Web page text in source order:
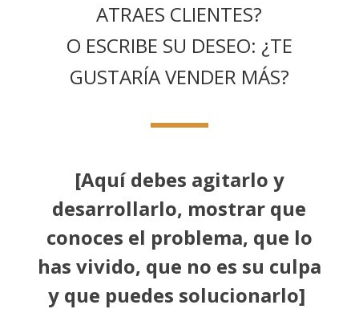
ATRAES CLIENTES?
O ESCRIBE SU DESEO: ¿TE
GUSTARÍA VENDER MÁS?
[Aquí debes agitarlo y
desarrollarlo, mostrar que
conoces el problema, que lo
has vivido, que no es su culpa
y que puedes solucionarlo]